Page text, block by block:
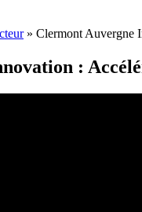
» Clermont Auvergne
: